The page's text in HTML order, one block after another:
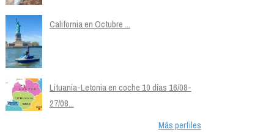
California en Octubre ...
Lituania-Letonia en coche 10 días 16/08-
27/08...
Más perfiles